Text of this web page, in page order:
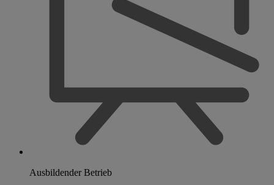
Ausbildender Betrieb